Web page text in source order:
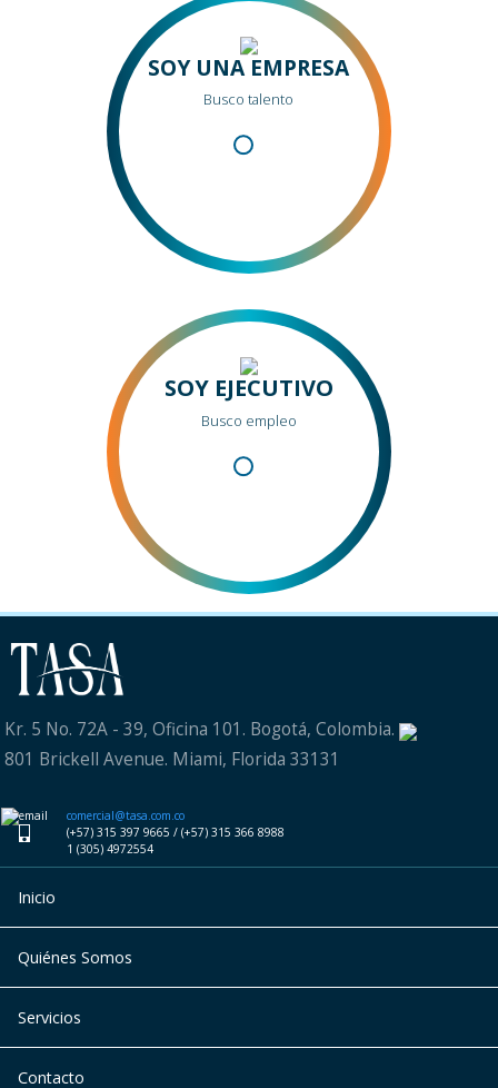
SOY UNA EMPRESA
SOY EJECUTIVO
Kr. 5 No. 72A - 39, Oficina 101. Bogotá, Colombia.
comercial@tasa.com.co
(+57) 315 397 9665 / (+57) 315 366 8988
1 (305) 4972554